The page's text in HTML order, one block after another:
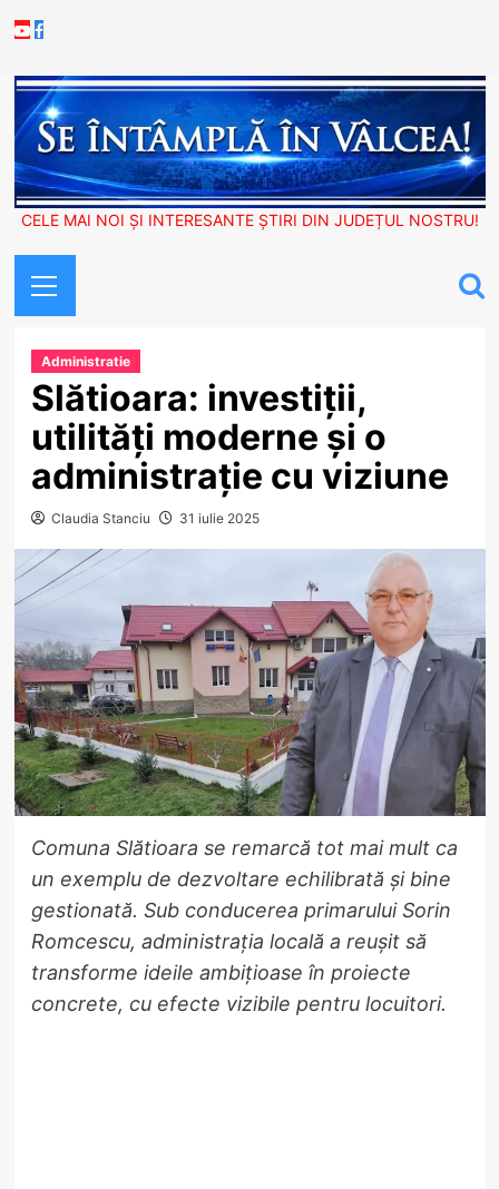
to
Youtube
Facebook
CELE MAI NOI ȘI INTERESANTE ȘTIRI DIN JUDEȚUL NOSTRU!
Menu
Administratie
Slătioara: investiții,
utilități moderne și o
administrație cu viziune
Claudia Stanciu 31 iulie 2025
Comuna Slătioara se remarcă tot mai mult ca
un exemplu de dezvoltare echilibrată și bine
gestionată. Sub conducerea primarului Sorin
Romcescu, administrația locală a reușit să
transforme ideile ambițioase în proiecte
concrete, cu efecte vizibile pentru locuitori.